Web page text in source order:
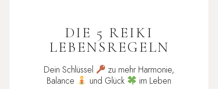
DIE 5 REIKI
LEBENSREGELN
Dein Schlüssel
zu mehr Harmonie,
Balance
und Glück im Leben